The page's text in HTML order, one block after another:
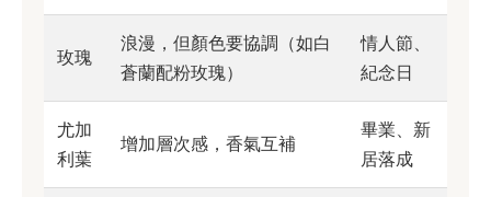
玫瑰
浪漫，但顏色要協調（如白
蒼蘭配粉玫瑰）
情人節、
紀念日
尤加
利葉
增加層次感，香氣互補
畢業、新
居落成